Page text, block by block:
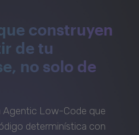
construyen
de tu
no solo de
Agentic Low-Code que
determinística con